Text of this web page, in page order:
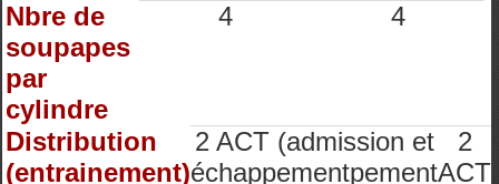
Nbre de
soupapes
par
cylindre
4 4
Distribution
(entrainement)
2 ACT (admission et
échappementpement
2
ACT